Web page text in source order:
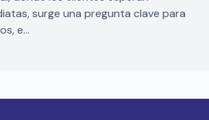
surge una pregunta clave para
e...